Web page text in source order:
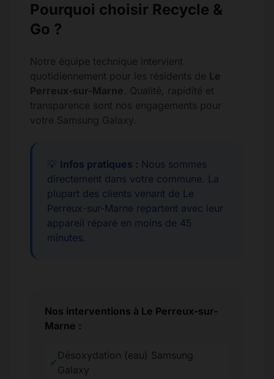
Pourquoi choisir Recycle &
Go ?
Notre équipe technique intervient
quotidiennement pour les résidents de Le
Perreux-sur-Marne. Qualité, rapidité et
transparence sont nos engagements pour
votre Samsung Galaxy.
💡 Infos pratiques : Nous sommes
directement dans votre commune. La
plupart des clients venant de Le
Perreux-sur-Marne repartent avec leur
appareil réparé en moins de 45
minutes.
Nos interventions à Le Perreux-sur-
Marne :
✔
Désoxydation (eau) Samsung
Galaxy